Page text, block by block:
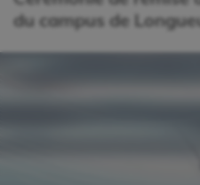
du campus de